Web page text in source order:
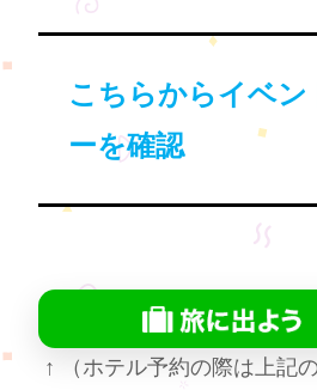
こちらからイベ
ーを確認
↑ （ホテル予約の際は上記